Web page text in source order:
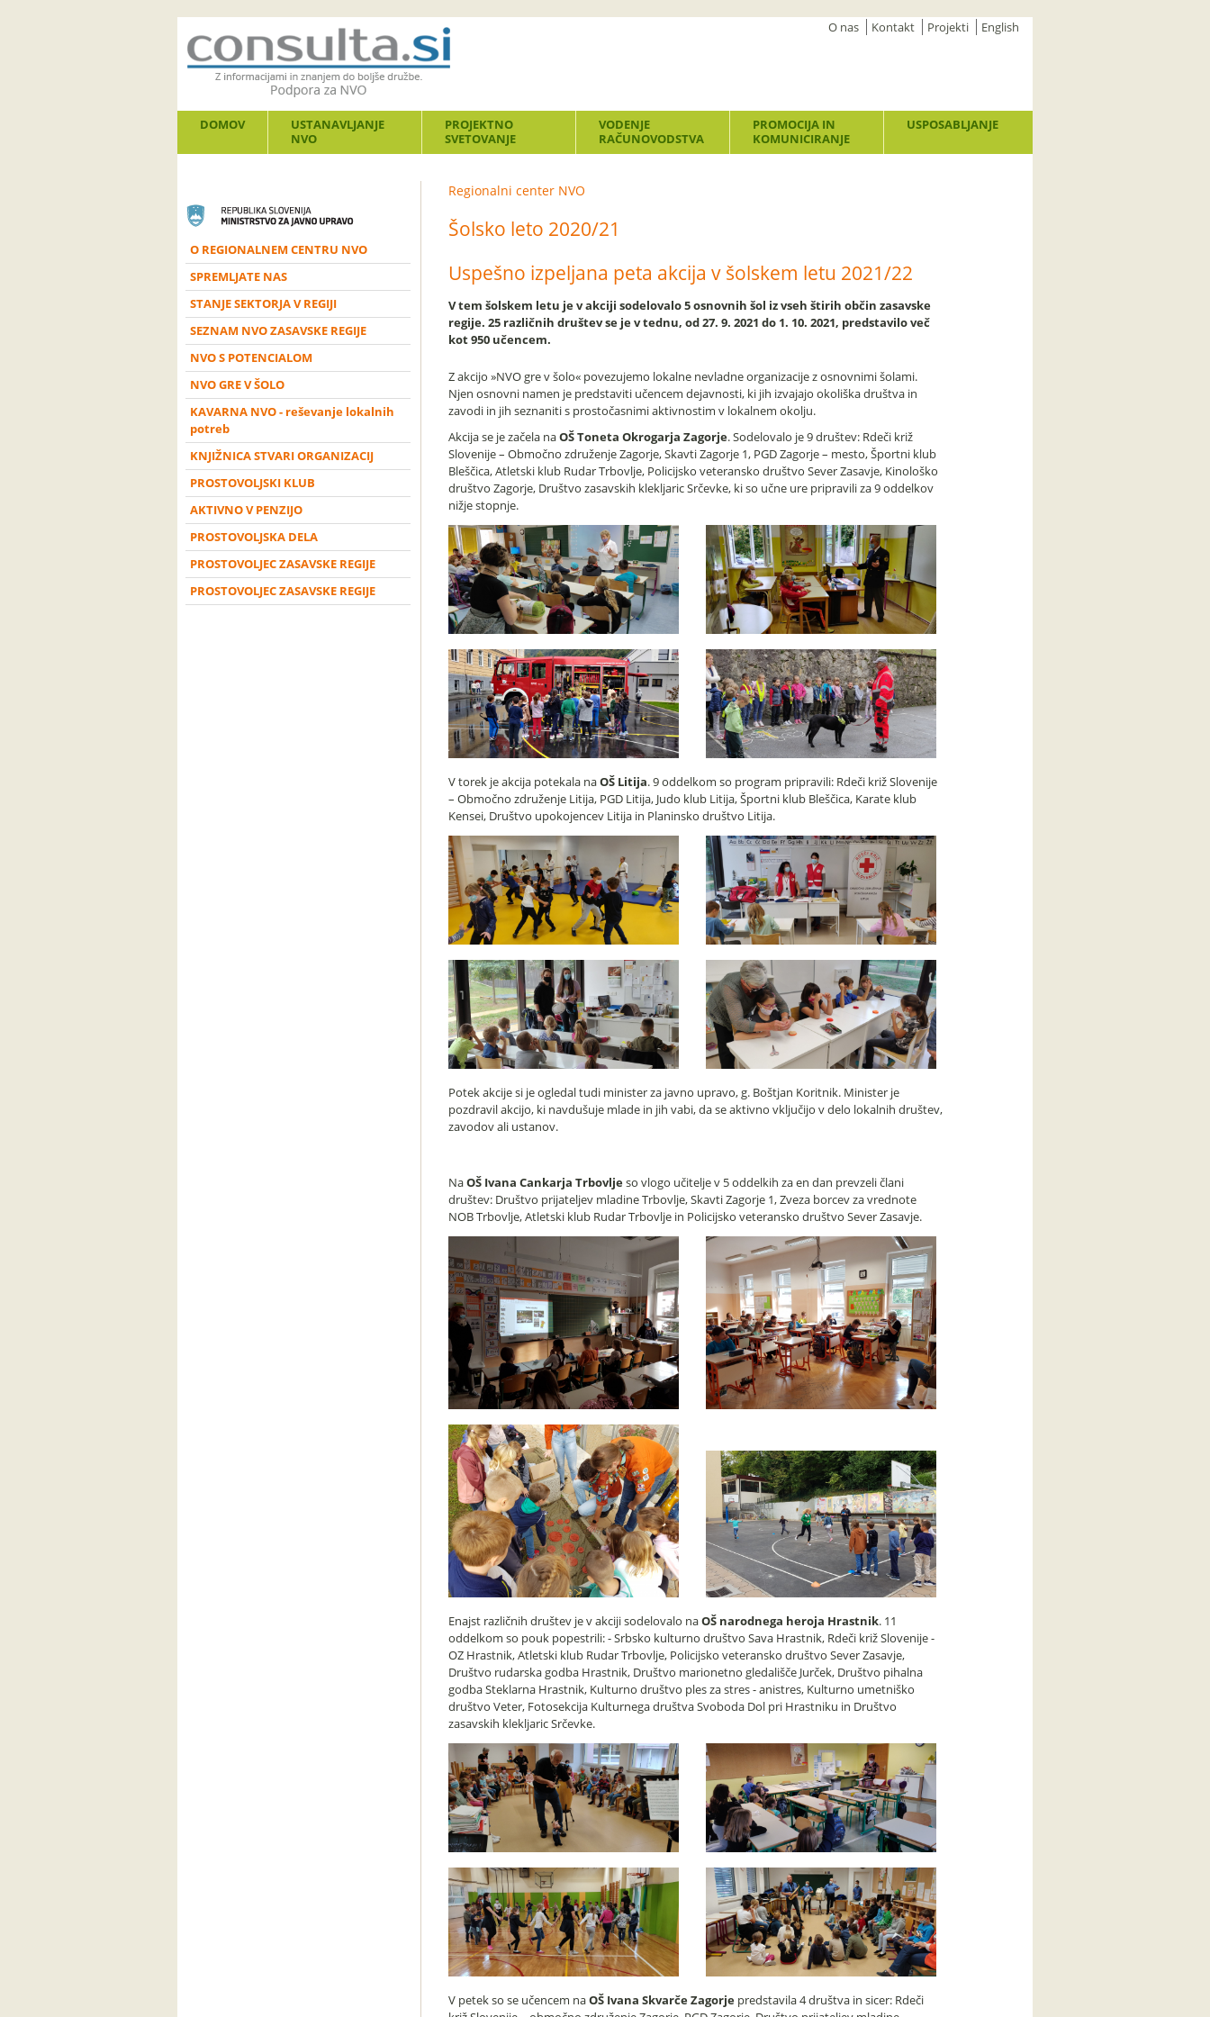
O nas Kontakt Projekti English
DOMOV
USTANAVLJANJE
NVO
PROJEKTNO
SVETOVANJE
VODENJE
RAČUNOVODSTVA
PROMOCIJA IN
KOMUNICIRANJE
USPOSABLJANJE
O REGIONALNEM CENTRU NVO
SPREMLJATE NAS
STANJE SEKTORJA V REGIJI
SEZNAM NVO ZASAVSKE REGIJE
NVO S POTENCIALOM
NVO GRE V ŠOLO
KAVARNA NVO - reševanje lokalnih
potreb
KNJIŽNICA STVARI ORGANIZACIJ
PROSTOVOLJSKI KLUB
AKTIVNO V PENZIJO
PROSTOVOLJSKA DELA
PROSTOVOLJEC ZASAVSKE REGIJE
PROSTOVOLJEC ZASAVSKE REGIJE
Regionalni center NVO
Šolsko leto 2020/21
Uspešno izpeljana peta akcija v šolskem letu 2021/22
V tem šolskem letu je v akciji sodelovalo 5 osnovnih šol iz vseh štirih občin zasavske
regije. 25 različnih društev se je v tednu, od 27. 9. 2021 do 1. 10. 2021, predstavilo več
kot 950 učencem.
Z akcijo »NVO gre v šolo« povezujemo lokalne nevladne organizacije z osnovnimi šolami.
Njen osnovni namen je predstaviti učencem dejavnosti, ki jih izvajajo okoliška društva in
zavodi in jih seznaniti s prostočasnimi aktivnostim v lokalnem okolju.
Akcija se je začela naOŠ Toneta Okrogarja Zagorje. Sodelovalo je 9 društev: Rdeči križ
Slovenije – Območno združenje Zagorje, Skavti Zagorje 1, PGD Zagorje – mesto, Športni klub
Bleščica, Atletski klub Rudar Trbovlje, Policijsko veteransko društvo Sever Zasavje, Kinološko
društvo Zagorje, Društvo zasavskih klekljaric Srčevke, ki so učne ure pripravili za 9 oddelkov
nižje stopnje.
V torek je akcija potekala naOŠ Litija. 9 oddelkom so program pripravili: Rdeči križ Slovenije
– Območno združenje Litija, PGD Litija, Judo klub Litija, Športni klub Bleščica, Karate klub
Kensei, Društvo upokojencev Litija in Planinsko društvo Litija.
Potek akcije si je ogledal tudi minister za javno upravo, g. Boštjan Koritnik. Minister je
pozdravil akcijo, ki navdušuje mlade in jih vabi, da se aktivno vključijo v delo lokalnih društev,
zavodov ali ustanov.
NaOŠ Ivana Cankarja Trbovljeso vlogo učitelje v 5 oddelkih za en dan prevzeli člani
društev: Društvo prijateljev mladine Trbovlje, Skavti Zagorje 1, Zveza borcev za vrednote
NOB Trbovlje, Atletski klub Rudar Trbovlje in Policijsko veteransko društvo Sever Zasavje.
Enajst različnih društev je v akciji sodelovalo naOŠ narodnega heroja Hrastnik. 11
oddelkom so pouk popestrili: - Srbsko kulturno društvo Sava Hrastnik, Rdeči križ Slovenije -
OZ Hrastnik, Atletski klub Rudar Trbovlje, Policijsko veteransko društvo Sever Zasavje,
Društvo rudarska godba Hrastnik, Društvo marionetno gledališče Jurček, Društvo pihalna
godba Steklarna Hrastnik, Kulturno društvo ples za stres - anistres, Kulturno umetniško
društvo Veter, Fotosekcija Kulturnega društva Svoboda Dol pri Hrastniku in Društvo
zasavskih klekljaric Srčevke.
V petek so se učencem naOŠ Ivana Skvarče Zagorje predstavila 4 društva in sicer: Rdeči